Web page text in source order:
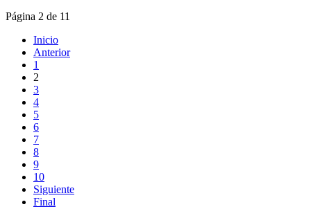
Página 2 de 11
Inicio
Anterior
1
2
3
4
5
6
7
8
9
10
Siguiente
Final